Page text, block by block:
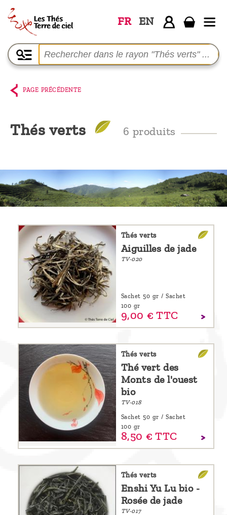
FR EN
Accueil
La
boutique
Parmi les
le blog
Qui
sommes-
Découvrir
le thé
Pu'Erh
Comment
votre thé
Contactez-
PAGE PRÉCÉDENTE
Thés verts 6 produits
Thés verts
Aiguilles de jade
TV-020
Sachet 50 gr / Sachet
100 gr
9,00 € TTC
Thés verts
Thé vert des
Monts de l'ouest
bio
TV-018
Sachet 50 gr / Sachet
100 gr
8,50 € TTC
Thés verts
Enshi Yu Lu bio -
Rosée de jade
TV-017